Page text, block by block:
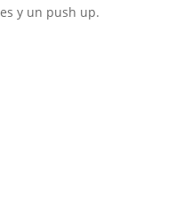
y un push up.